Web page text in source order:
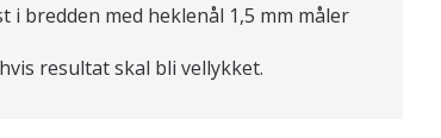
i bredden med heklenål 1,5 mm måler
resultat skal bli vellykket.